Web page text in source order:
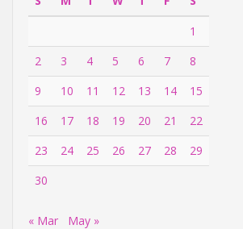
1
2
3 4 5 6 7
8
9
10 11 12 13 14
15
16
17 18 19 20 21
22
23
24 25 26 27 28
29
30
« Mar May »